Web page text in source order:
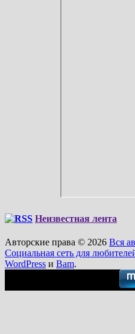
Неизвестная лента
Авторские права © 2026 Вся
Социальная сеть для
WordPress и Bam.